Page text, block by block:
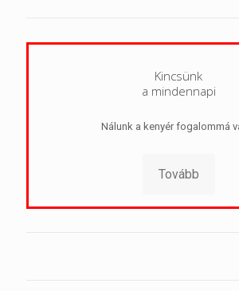
Kincsünk
a mindennapi
Nálunk a kenyér fogalommá
Tovább